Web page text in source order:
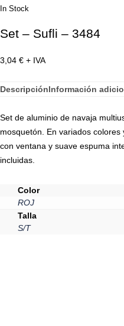
In Stock
Set – Sufli – 3484
3,04 € + IVA
DescripciónInformación
Set de aluminio de navaja
mosquetón. En variados
con ventana y suave espuma
incluidas.
Color
ROJ
Talla
S/T